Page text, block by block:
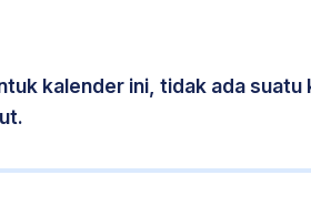
kalender ini, tidak ada